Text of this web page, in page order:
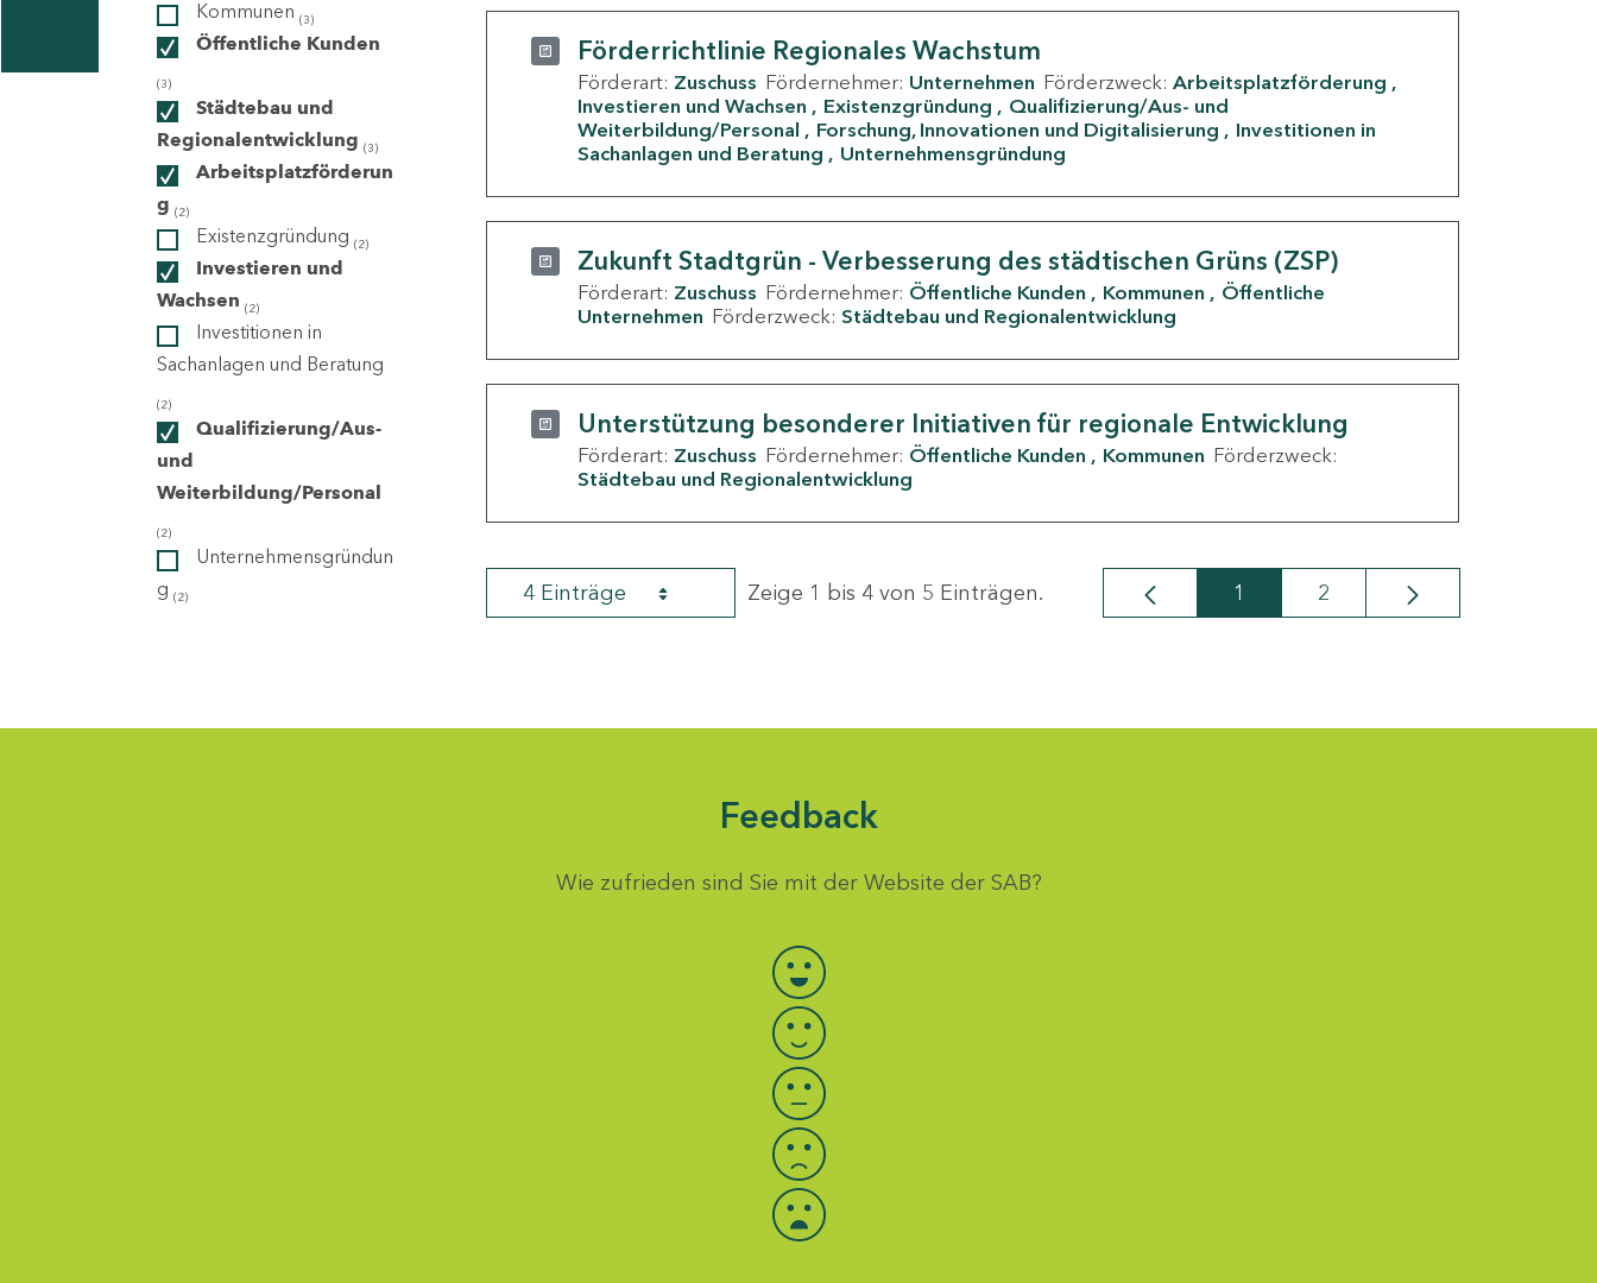
Kommunen (3)
Öffentliche Kunden
(3)
Städtebau und
Regionalentwicklung (3)
Arbeitsplatzförderun
g (2)
Existenzgründung (2)
Investieren und
Wachsen (2)
Investitionen in
Sachanlagen und Beratung
(2)
Qualifizierung/Aus-
und
Weiterbildung/Personal
(2)
Unternehmensgründun
g (2)
Förderrichtlinie Regionales Wachstum
Förderart: Zuschuss Fördernehmer: Unternehmen Förderzweck: Arbeitsplatzförderung
Investieren und Wachsen
Existenzgründung
Qualifizierung/Aus- und
Weiterbildung/Personal
Forschung, Innovationen und Digitalisierung
Investitionen in
Sachanlagen und Beratung
Unternehmensgründung
Zukunft Stadtgrün - Verbesserung des städtischen Grüns (ZSP)
Förderart: Zuschuss Fördernehmer: Öffentliche Kunden Kommunen
Öffentliche
Unternehmen Förderzweck: Städtebau und Regionalentwicklung
Unterstützung besonderer Initiativen für regionale Entwicklung
Förderart: Zuschuss Fördernehmer: Öffentliche Kunden Kommunen Förderzweck:
Städtebau und Regionalentwicklung
4 Einträge Zeige 1 bis 4 von 5 Einträgen. Seite
1 Seite
2
Feedback
Wie zufrieden sind Sie mit der Website der SAB?
Bewertung auswählen